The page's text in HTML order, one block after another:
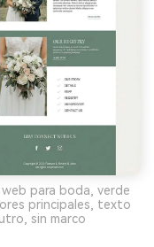
para boda, verde
principales, texto
sin marco